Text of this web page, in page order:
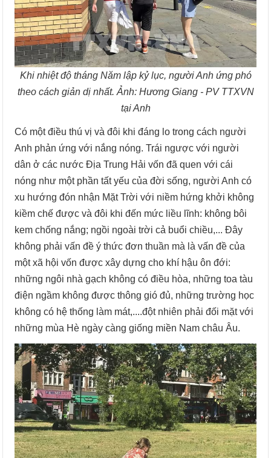
Khi nhiệt độ tháng Năm lập kỷ lục, người Anh ứng phó
theo cách giản dị nhất. Ảnh: Hương Giang - PV TTXVN
tại Anh
Có một điều thú vị và đôi khi đáng lo trong cách người
Anh phản ứng với nắng nóng. Trái ngược với người
dân ở các nước Địa Trung Hải vốn đã quen với cái
nóng như một phần tất yếu của đời sống, người Anh có
xu hướng đón nhận Mặt Trời với niềm hứng khởi không
kiềm chế được và đôi khi đến mức liều lĩnh: không bôi
kem chống nắng; ngồi ngoài trời cả buổi chiều,... Đây
không phải vấn đề ý thức đơn thuần mà là vấn đề của
một xã hội vốn được xây dựng cho khí hậu ôn đới:
những ngôi nhà gạch không có điều hòa, những toa tàu
điện ngầm không được thông gió đủ, những trường học
không có hệ thống làm mát,....đột nhiên phải đối mặt với
những mùa Hè ngày càng giống miền Nam châu Âu.